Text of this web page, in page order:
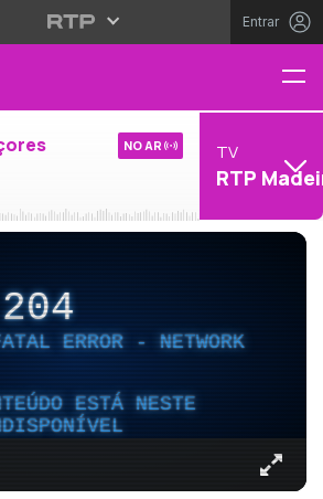
Entrar
NO AR TV
RTP
204
ERROR - NETWORK
ESTÁ NESTE